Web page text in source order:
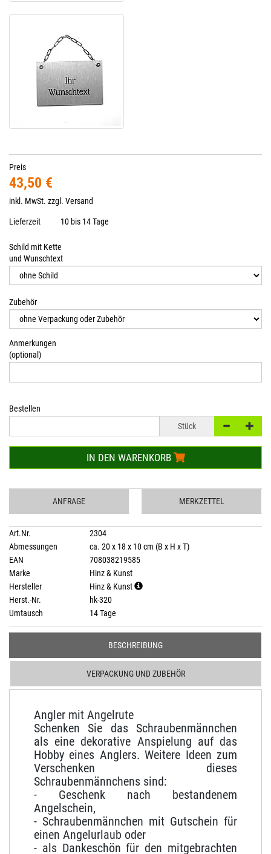
Preis
43,50 €
inkl. MwSt. zzgl. Versand
Lieferzeit 10 bis 14 Tage
Schild mit Kette
und Wunschtext
Zubehör
Anmerkungen
(optional)
Bestellen
Stück
IN DEN WARENKORB
ANFRAGE MERKZETTEL
Art.Nr.
2304
Abmessungen
ca. 20 x 18 x 10 cm (B x H x T)
EAN
708038219585
Marke
Hinz & Kunst
Hersteller
Hinz & Kunst
Herst.-Nr.
hk-320
Umtausch
14 Tage
BESCHREIBUNG
VERPACKUNG UND ZUBEHÖR
Angler mit Angelrute
Schenken Sie das Schraubenmännchen
als eine dekorative Anspielung auf das
Hobby eines Anglers.Weitere Ideen zum
Verschenken dieses
Schraubenmännchens sind:
- Geschenk nach bestandenem
Angelschein,
- Schraubenmännchen mit Gutschein für
einen Angelurlaub oder
- als Dankeschön für den mitgebrachten